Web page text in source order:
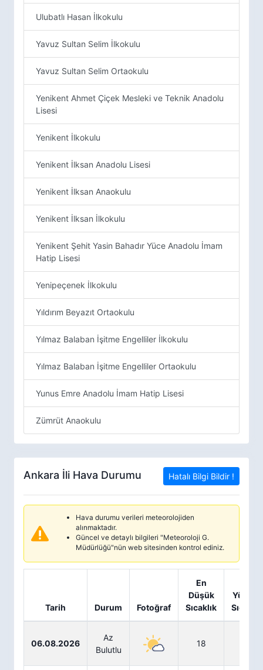
Ulubatlı Hasan İlkokulu
Yavuz Sultan Selim İlkokulu
Yavuz Sultan Selim Ortaokulu
Yenikent Ahmet Çiçek Mesleki ve Teknik Anadolu
Lisesi
Yenikent İlkokulu
Yenikent İlksan Anadolu Lisesi
Yenikent İlksan Anaokulu
Yenikent İlksan İlkokulu
Yenikent Şehit Yasin Bahadır Yüce Anadolu İmam
Hatip Lisesi
Yenipeçenek İlkokulu
Yıldırım Beyazıt Ortaokulu
Yılmaz Balaban İşitme Engelliler İlkokulu
Yılmaz Balaban İşitme Engelliler Ortaokulu
Yunus Emre Anadolu İmam Hatip Lisesi
Zümrüt Anaokulu
Ankara İli Hava Durumu Hatalı Bilgi Bildir !
Hava durumu verileri meteorolojiden
alınmaktadır.
Güncel ve detaylı bilgileri "Meteoroloji G.
Müdürlüğü"nün web sitesinden kontrol ediniz.
Tarih Durum Fotoğraf
En
Düşük
Sıcaklık
Yüksek
Sıcaklık
06.08.2026
Az
Bulutlu
18